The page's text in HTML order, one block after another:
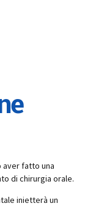
aver fatto una
di chirurgia orale.
inietterà un